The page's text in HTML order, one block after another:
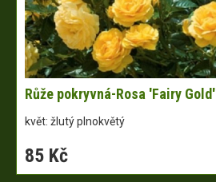
Růže pokryvná-Rosa 'Fairy Gold'
květ: žlutý plnokvětý
85 Kč